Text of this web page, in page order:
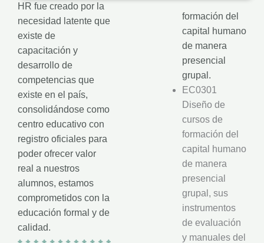
HR fue creado por la
necesidad latente que
existe de
capacitación y
desarrollo de
competencias que
existe en el país,
consolidándose como
centro educativo con
registro oficiales para
poder ofrecer valor
real a nuestros
alumnos, estamos
comprometidos con la
educación formal y de
calidad.
formación del
capital humano
de manera
presencial
grupal.
EC0301
Diseño de
cursos de
formación del
capital humano
de manera
presencial
grupal, sus
instrumentos
de evaluación
y manuales del